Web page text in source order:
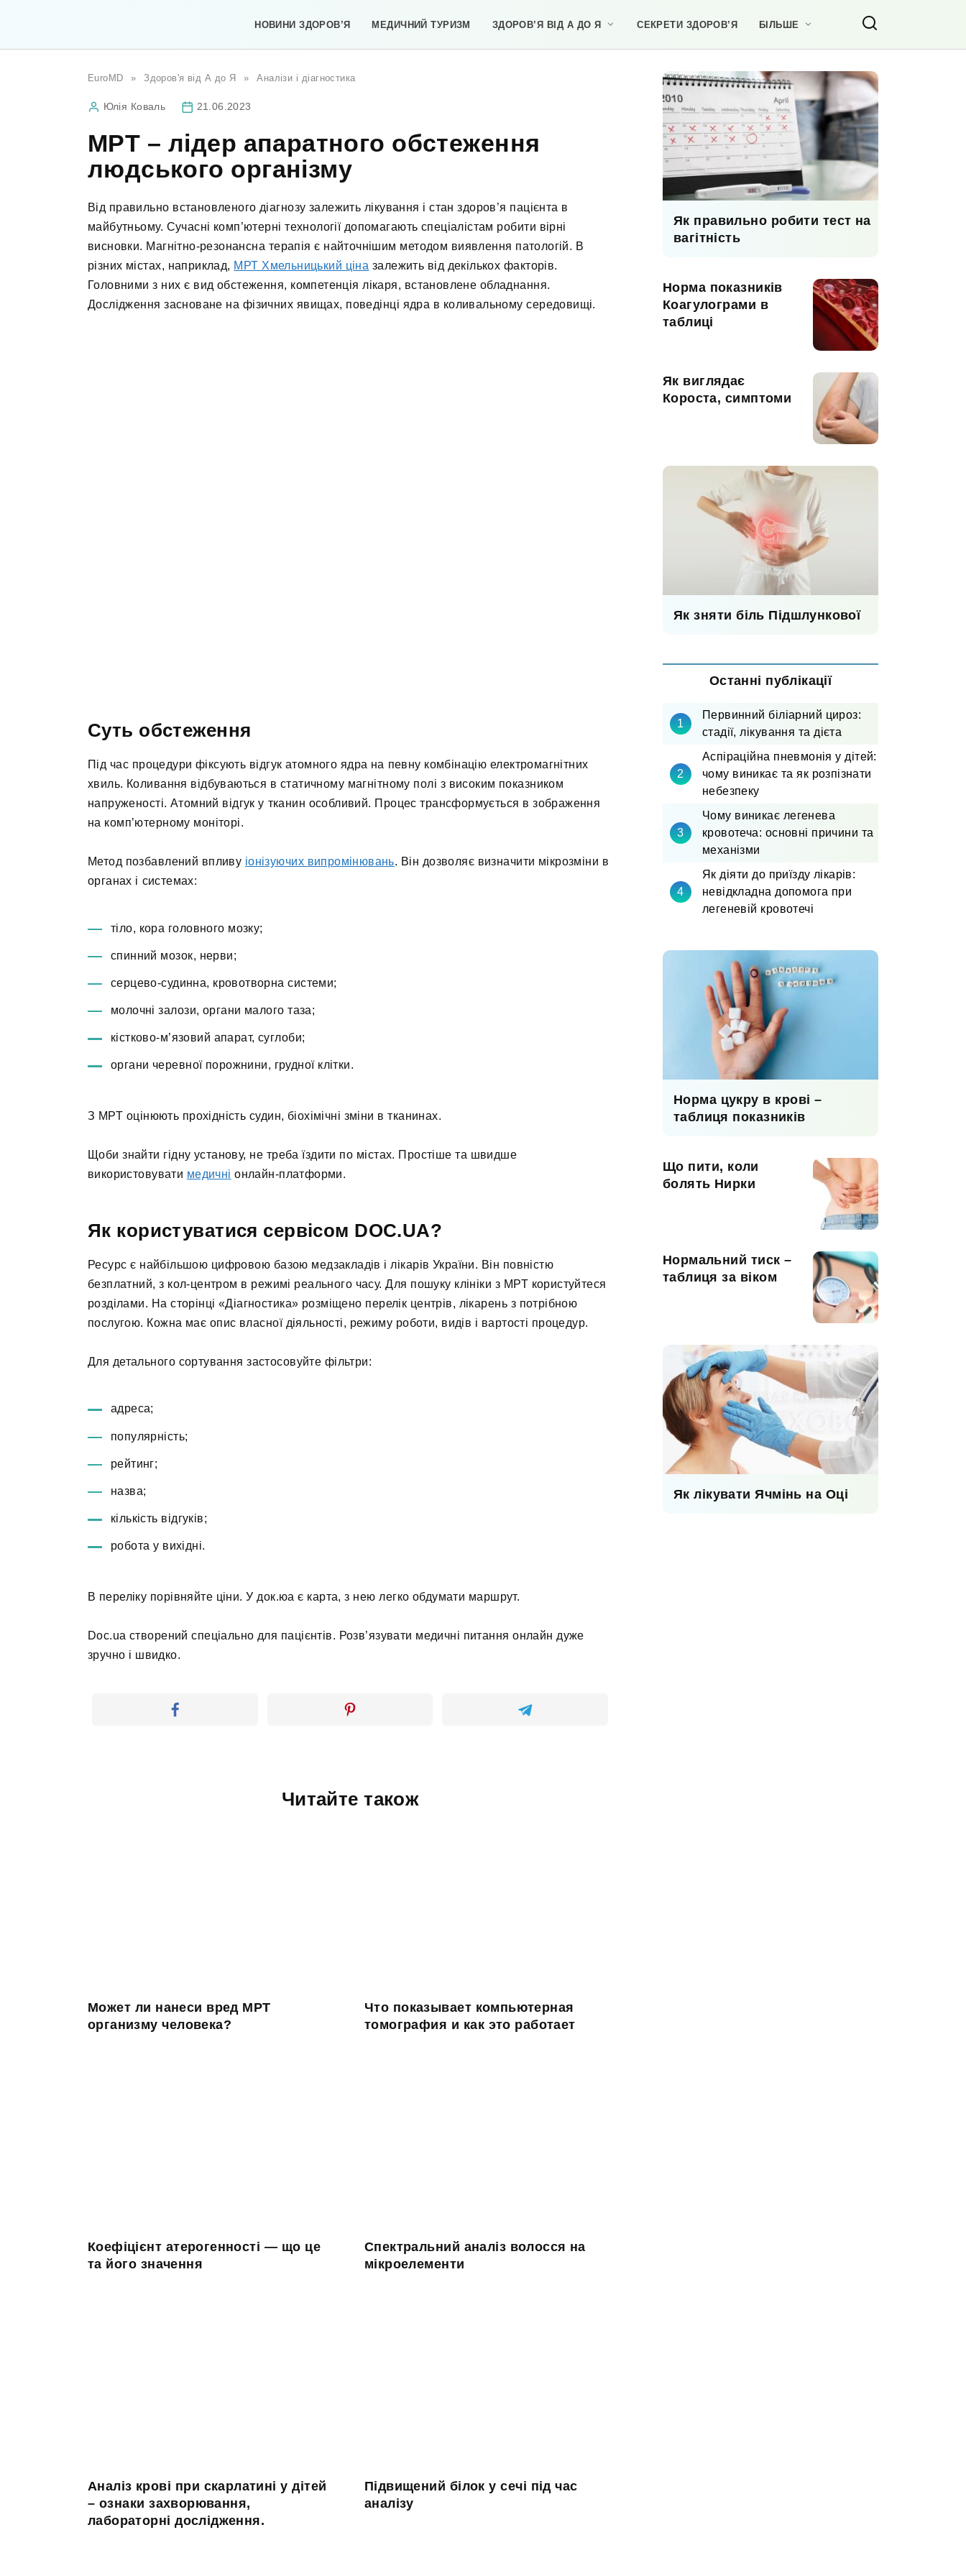
НОВИНИ ЗДОРОВ’Я МЕДИЧНИЙ ТУРИЗМ ЗДОРОВ’Я ВІД А ДО Я СЕКРЕТИ ЗДОРОВ’Я БІЛЬШЕ
EuroMD » Здоров'я від А до Я » Аналізи і діагностика
Юлія Коваль 21.06.2023
МРТ – лідер апаратного обстеження
людського організму
Від правильно встановленого діагнозу залежить лікування і стан здоров’я пацієнта в
майбутньому. Сучасні комп’ютерні технології допомагають спеціалістам робити вірні
висновки. Магнітно-резонансна терапія є найточнішим методом виявлення патологій. В
різних містах, наприклад, МРТ Хмельницький ціна залежить від декількох факторів.
Головними з них є вид обстеження, компетенція лікаря, встановлене обладнання.
Дослідження засноване на фізичних явищах, поведінці ядра в коливальному середовищі.
Суть обстеження
Під час процедури фіксують відгук атомного ядра на певну комбінацію електромагнітних
хвиль. Коливання відбуваються в статичному магнітному полі з високим показником
напруженості. Атомний відгук у тканин особливий. Процес трансформується в зображення
на комп’ютерному моніторі.
Метод позбавлений впливу іонізуючих випромінювань. Він дозволяє визначити мікрозміни в
органах і системах:
тіло, кора головного мозку;
спинний мозок, нерви;
серцево-судинна, кровотворна системи;
молочні залози, органи малого таза;
кістково-м’язовий апарат, суглоби;
органи черевної порожнини, грудної клітки.
З МРТ оцінюють прохідність судин, біохімічні зміни в тканинах.
Щоби знайти гідну установу, не треба їздити по містах. Простіше та швидше
використовувати медичні онлайн-платформи.
Як користуватися сервісом DOC.UA?
Ресурс є найбільшою цифровою базою медзакладів і лікарів України. Він повністю
безплатний, з кол-центром в режимі реального часу. Для пошуку клініки з МРТ користуйтеся
розділами. На сторінці «Діагностика» розміщено перелік центрів, лікарень з потрібною
послугою. Кожна має опис власної діяльності, режиму роботи, видів і вартості процедур.
Для детального сортування застосовуйте фільтри:
адреса;
популярність;
рейтинг;
назва;
кількість відгуків;
робота у вихідні.
В переліку порівняйте ціни. У док.юа є карта, з нею легко обдумати маршрут.
Doc.ua створений спеціально для пацієнтів. Розв’язувати медичні питання онлайн дуже
зручно і швидко.
Читайте також
Может ли нанеси вред МРТ
организму человека?
Что показывает компьютерная
томография и как это работает
Коефіцієнт атерогенності — що це
та його значення
Спектральний аналіз волосся на
мікроелементи
Аналіз крові при скарлатині у дітей
– ознаки захворювання,
лабораторні дослідження.
Підвищений білок у сечі під час
аналізу
Як правильно робити тест на
вагітність
Норма показників
Коагулограми в
таблиці
Як виглядає
Короста, симптоми
Як зняти біль Підшлункової
Останні публікації
Первинний біліарний цироз:
стадії, лікування та дієта
Аспіраційна пневмонія у дітей:
чому виникає та як розпізнати
небезпеку
Чому виникає легенева
кровотеча: основні причини та
механізми
Як діяти до приїзду лікарів:
невідкладна допомога при
легеневій кровотечі
Норма цукру в крові –
таблиця показників
Що пити, коли
болять Нирки
Нормальний тиск –
таблиця за віком
Як лікувати Ячмінь на Оці